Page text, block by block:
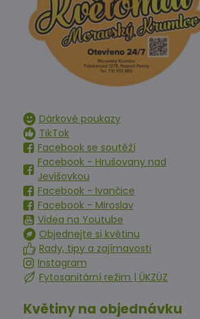
Dárkové poukazy
TikTok
Facebook se soutěží
Facebook - Hrušovany nad
Jevišovkou
Facebook - Ivančice
Facebook - Miroslav
Videa na Youtube
Objednejte si květinu
Rady, tipy a zajímavosti
Instagram
Fytosanitární režim | ÚKZÚZ
Květiny na objednávku